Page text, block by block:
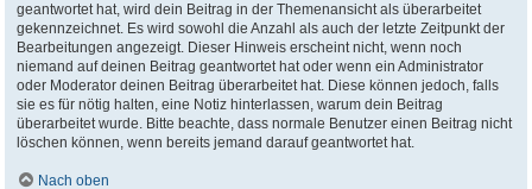
geantwortet hat, wird dein Beitrag in der Themenansicht als überarbeitet
gekennzeichnet. Es wird sowohl die Anzahl als auch der letzte Zeitpunkt der
Bearbeitungen angezeigt. Dieser Hinweis erscheint nicht, wenn noch
niemand auf deinen Beitrag geantwortet hat oder wenn ein Administrator
oder Moderator deinen Beitrag überarbeitet hat. Diese können jedoch, falls
sie es für nötig halten, eine Notiz hinterlassen, warum dein Beitrag
überarbeitet wurde. Bitte beachte, dass normale Benutzer einen Beitrag nicht
löschen können, wenn bereits jemand darauf geantwortet hat.
Nach oben